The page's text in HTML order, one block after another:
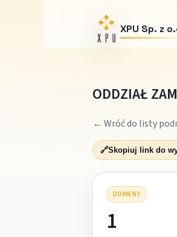
XPU Sp. z
ODDZIAŁ
← Wróć do listy
🔗Skopiuj link do
DOMENY
1